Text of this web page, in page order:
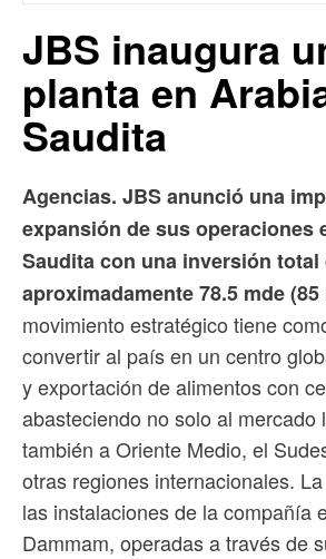
JBS inaugura
planta en
Saudita
Agencias. JBS anunció una
expansión de sus operaciones
Saudita con una inversión total
aproximadamente 78.5 mde (85
movimiento estratégico tiene
convertir al país en un centro
y exportación de alimentos con
abasteciendo no solo al mercado
también a Oriente Medio, el
otras regiones internacionales.
las instalaciones de la compañía
Dammam, operadas a través de